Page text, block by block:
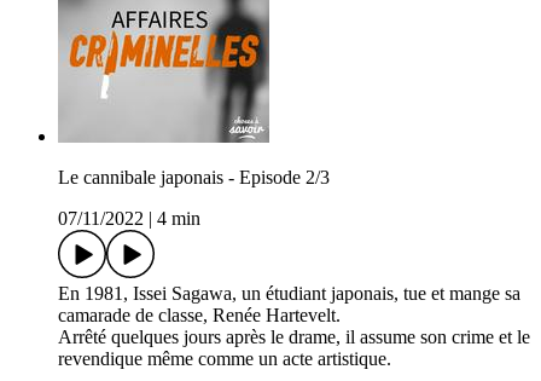
Le cannibale japonais - Episode 2/3
07/11/2022
4 min
En 1981, Issei Sagawa, un étudiant japonais, tue et mange sa
camarade de classe, Renée Hartevelt.
Arrêté quelques jours après le drame, il assume son crime et le
revendique même comme un acte artistique.